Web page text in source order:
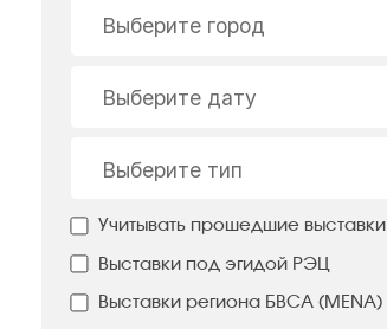
Выберите город
Выберите дату
Выберите тип
Учитывать прошедшие выставки
Выставки под эгидой РЭЦ
Выставки региона БВСА (MENA)